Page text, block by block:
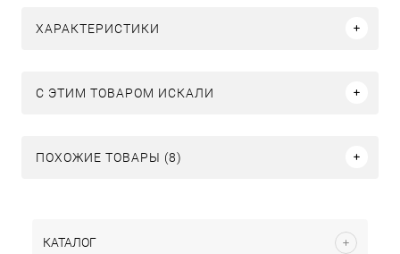
ХАРАКТЕРИСТИКИ
C ЭТИМ ТОВАРОМ ИСКАЛИ
ПОХОЖИЕ ТОВАРЫ (8)
КАТАЛОГ